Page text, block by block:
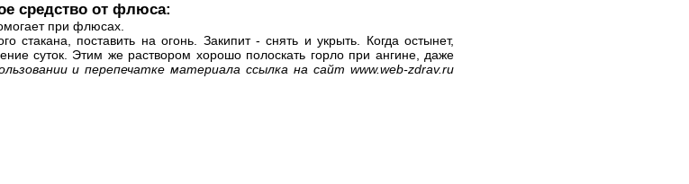
средство от флюса:
при флюсах.
стакана, поставить на огонь. Закипит - снять и укрыть. Когда остынет,
суток. Этим же раствором хорошо полоскать горло при ангине, даже
и перепечатке материала ссылка на сайтwww.web-zdrav.ru